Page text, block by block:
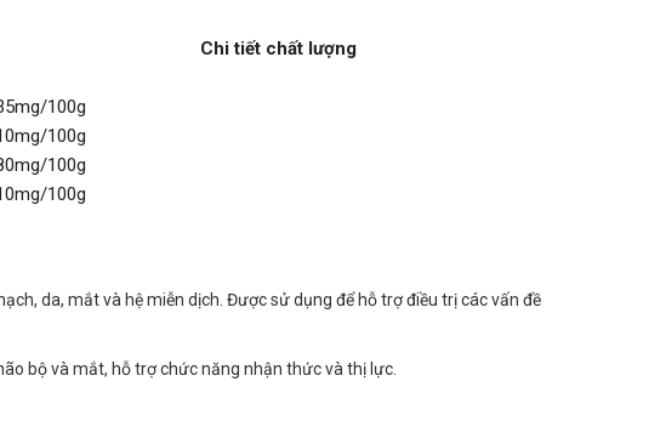
Chi tiết chất lượng
100g
100g
100g
100g
da, mắt và hệ miễn dịch. Được sử dụng để hỗ trợ điều trị các vấn đề
bộ và mắt, hỗ trợ chức năng nhận thức và thị lực.